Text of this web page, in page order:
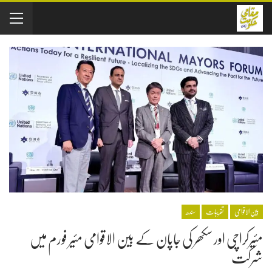
بین الاقوامی تقریبات سندھ
مئیرکراچی اور سکھر کی جاپان کے بین الاقوامی مئیر فورم میں
شرکت